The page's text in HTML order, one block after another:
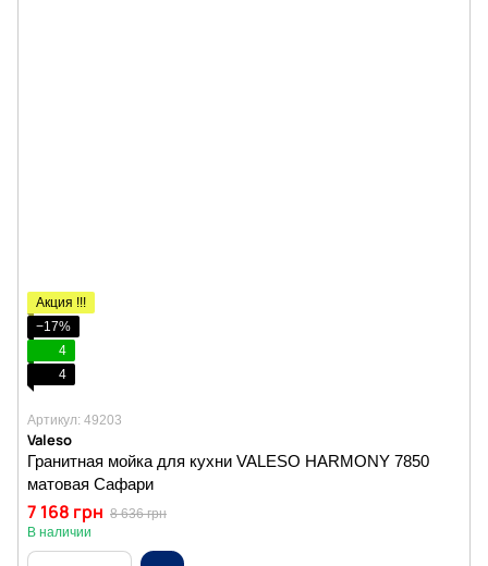
Акция !!!
−17%
4
4
Артикул: 49203
Valeso
Гранитная мойка для кухни VALESO HARMONY 7850
матовая Сафари
7 168 грн 8 636 грн
В наличии